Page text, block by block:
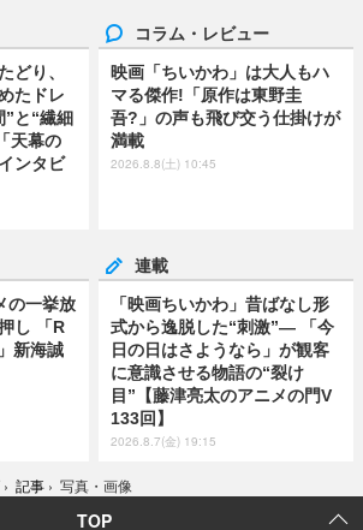
どり、
たドレ
”と“繊細
天幕の
ンタビ
コラム・レビュー
映画「ちいかわ」は大人もハ
マる傑作!「原作は東野圭
吾?」の声も飛び交う仕掛けが
満載
2026.8.8(土) 10:45
の一挙放
し 「R
新海誠
連載
「映画ちいかわ」昔ばなし形
式から逸脱した“刺激”― 「今
日の日はさようなら」が観客
に意識させる物語の“裂け
目”【藤津亮太のアニメの門V
133回】
2026.8.7(金) 19:15
› 記事 › 写真・画像
TOP